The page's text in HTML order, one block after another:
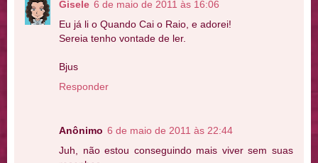
Gisele 6 de maio de 2011 às 16:06
Eu já li o Quando Cai o Raio, e adorei!
Sereia tenho vontade de ler.
Bjus
Responder
Anônimo 6 de maio de 2011 às 22:44
Juh, não estou conseguindo mais viver sem suas